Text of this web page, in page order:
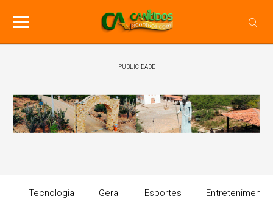
PUBLICIDADE
Tecnologia Geral Esportes Entretenimento